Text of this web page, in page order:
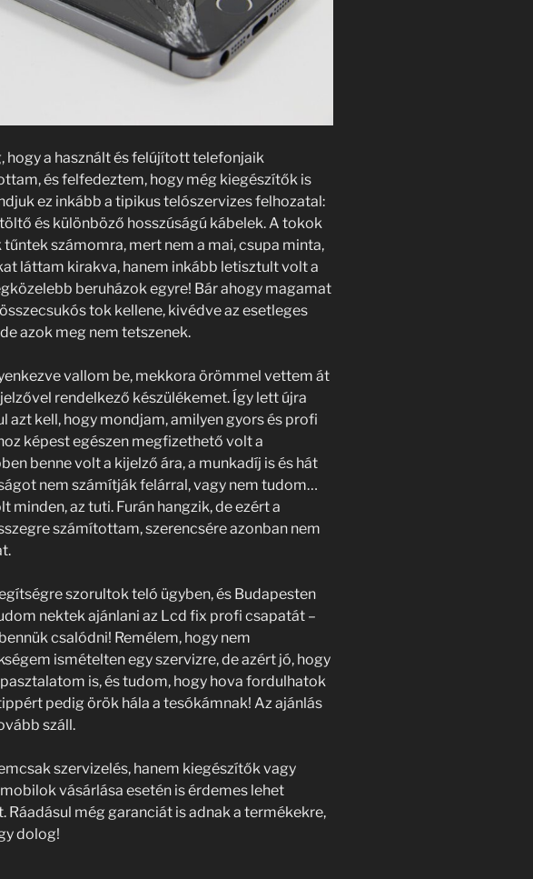
hogy a használt és felújított telefonjaik
és felfedeztem, hogy még kiegészítők is
ez inkább a tipikus telószervizes felhozatal:
és különböző hosszúságú kábelek. A tokok
számomra, mert nem a mai, csupa minta,
láttam kirakva, hanem inkább letisztult volt a
beruházok egyre! Bár ahogy magamat
tok kellene, kivédve az esetleges
azok meg nem tetszenek.
vallom be, mekkora örömmel vettem át
rendelkező készülékemet. Így lett újra
azt kell, hogy mondjam, amilyen gyors és profi
képest egészen megfizethető volt a
benne volt a kijelző ára, a munkadíj is és hát
nem számítják felárral, vagy nem tudom…
minden, az tuti. Furán hangzik, de ezért a
számítottam, szerencsére azonban nem
szorultok teló ügyben, és Budapesten
nektek ajánlani az Lcd fix profi csapatát –
csalódni! Remélem, hogy nem
ismételten egy szervizre, de azért jó, hogy
is, és tudom, hogy hova fordulhatok
pedig örök hála a tesókámnak! Az ajánlás
száll.
szervizelés, hanem kiegészítők vagy
vásárlása esetén is érdemes lehet
Ráadásul még garanciát is adnak a termékekre,
dolog!